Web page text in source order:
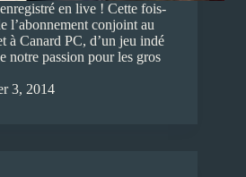
en live ! Cette fois-
l’abonnement conjoint au
à Canard PC, d’un jeu indé
notre passion pour les gros
3, 2014